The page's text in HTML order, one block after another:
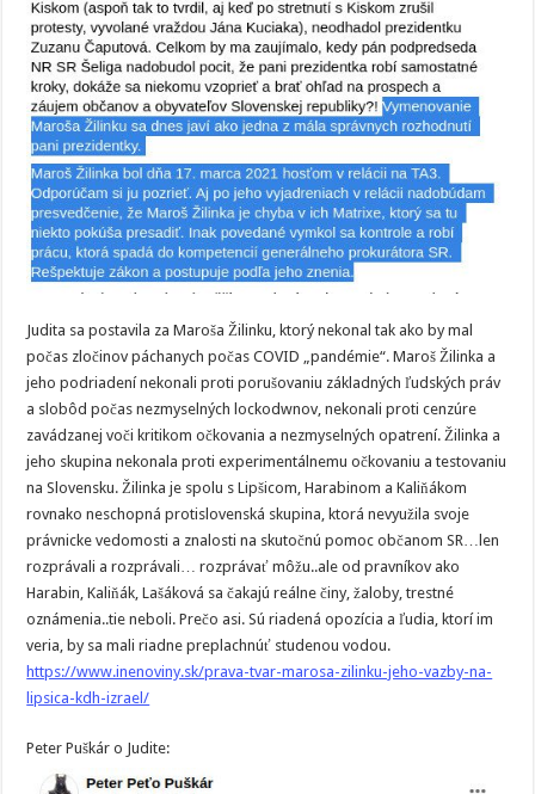
Judita sa postavila za Maroša Žilinku, ktorý nekonal tak ako by mal
počas zločinov páchanych počas COVID „pandémie“. Maroš Žilinka a
jeho podriadení nekonali proti porušovaniu základných ľudských práv
a slobôd počas nezmyselných lockodwnov, nekonali proti cenzúre
zavádzanej voči kritikom očkovania a nezmyselných opatrení. Žilinka a
jeho skupina nekonala proti experimentálnemu očkovaniu a testovaniu
na Slovensku. Žilinka je spolu s Lipšicom, Harabinom a Kaliňákom
rovnako neschopná protislovenská skupina, ktorá nevyužila svoje
právnicke vedomosti a znalosti na skutočnú pomoc občanom SR…len
rozprávali a rozprávali… rozprávať môžu..ale od pravníkov ako
Harabin, Kaliňák, Lašáková sa čakajú reálne činy, žaloby, trestné
oznámenia..tie neboli. Prečo asi. Sú riadená opozícia a ľudia, ktorí im
veria, by sa mali riadne preplachnúť studenou vodou.
https://www.inenoviny.sk/prava-tvar-marosa-zilinku-jeho-vazby-na-
lipsica-kdh-izrael/
Peter Puškár o Judite: